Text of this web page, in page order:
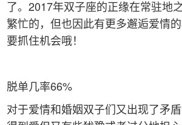
了。2017年双子座的正缘在常驻地
繁忙的，但也因此有更多邂逅爱情
要抓住机会哦！
脱单几率66%
对于爱情和婚姻双子们又出现了矛